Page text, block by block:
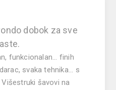
dobok za sve
funkcionalan... finih
svaka tehnika... s
šavovi na